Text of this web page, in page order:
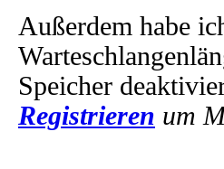
Außerdem habe
Speicher
Registrieren um